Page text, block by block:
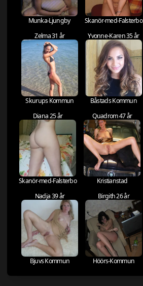
Munka-Ljungby Skanör-med-Falsterbo
Zelma 31 år
Skurups Kommun
Yvonne-Karen 35 år
Båstads Kommun
Diana 25 år
Skanör-med-Falsterbo
Quadrom 47 år
Kristianstad
Nadja 39 år
Bjuvs Kommun
Birgith 26 år
Höörs-Kommun